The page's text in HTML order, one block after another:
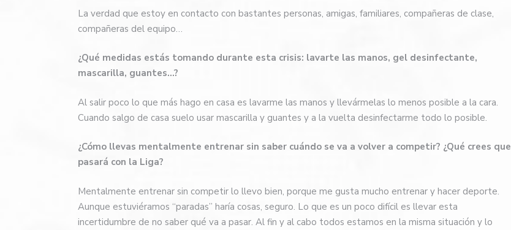
La verdad que estoy en contacto con bastantes personas, amigas, familiares, compañeras de clase,
compañeras del equipo…
¿Qué medidas estás tomando durante esta crisis: lavarte las manos, gel desinfectante,
mascarilla, guantes…?
Al salir poco lo que más hago en casa es lavarme las manos y llevármelas lo menos posible a la cara.
Cuando salgo de casa suelo usar mascarilla y guantes y a la vuelta desinfectarme todo lo posible.
¿Cómo llevas mentalmente entrenar sin saber cuándo se va a volver a competir? ¿Qué crees que
pasará con la Liga?
Mentalmente entrenar sin competir lo llevo bien, porque me gusta mucho entrenar y hacer deporte.
Aunque estuviéramos “paradas” haría cosas, seguro. Lo que es un poco difícil es llevar esta
incertidumbre de no saber qué va a pasar. Al fin y al cabo todos estamos en la misma situación y lo